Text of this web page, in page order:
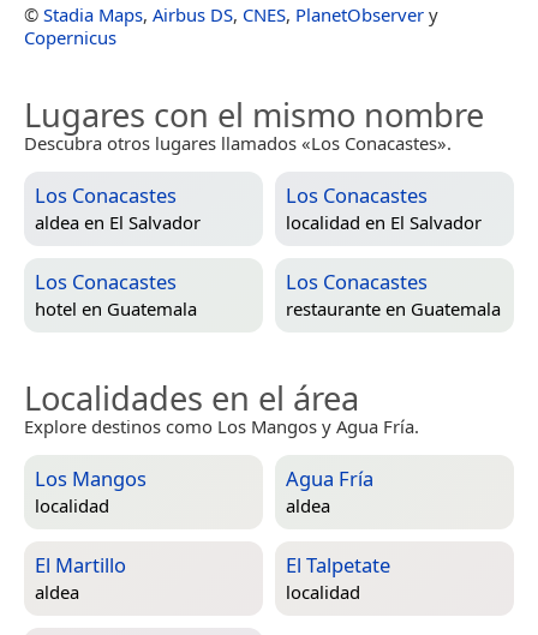
© Stadia Maps, Airbus DS, CNES, PlanetObserver y
Copernicus
Lugares con el mismo nombre
Descubra otros lugares llamados «Los Conacastes».
Los Conacastes
aldea en El Salvador
Los Conacastes
localidad en El Salvador
Los Conacastes
hotel en Guatemala
Los Conacastes
restaurante en Guatemala
Localidades en el área
Explore destinos como Los Mangos y Agua Fría.
Los Mangos
localidad
Agua Fría
aldea
El Martillo
aldea
El Talpetate
localidad